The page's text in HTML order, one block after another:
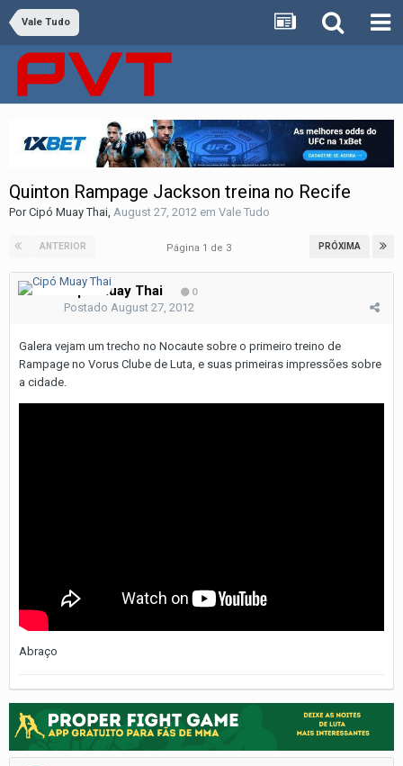
Vale Tudo
Quinton Rampage Jackson treina no Recife
PorCipó Muay Thai August 27, 2012 em Vale Tudo
ANTERIOR PRÓXIMA
Página 1 de 3
Cipó Muay Thai 0
Postado August 27, 2012
Galera vejam um trecho no Nocaute sobre o primeiro treino de
Rampage no Vorus Clube de Luta, e suas primeiras impressões sobre
a cidade.
Abraço